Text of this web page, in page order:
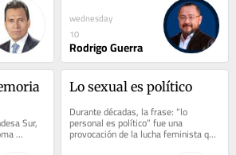
wednesday
10
Rodrigo Guerra
Sur,
de
Lo sexual es político
Durante décadas, la frase: “lo
personal es político” fue una
provocación de la lucha feminista que
incomodó a quienes preferían